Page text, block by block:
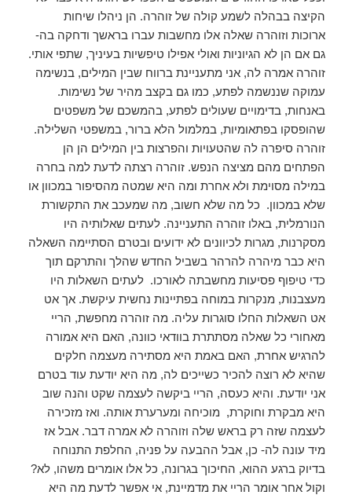
הקיצה בבהלה לשמע קולה של זוהרה. הן ניהלו שיחות
ארוכות וזוהרה שאלה אלו מחשבות עברו בראשך ודחקה בה-
גם אם הן לא הגיוניות ואולי אפילו טיפשיות בעיניך, שתפי אותי.
זוהרה אמרה לה, אני מתעניינת ברווח שבין המילים, בנשימה
עמוקה שננשמה לפתע, כמו גם בקצב מהיר של נשימות.
באנחות, בדימויים שעולים לפתע, בהמשכם של משפטים
שהופסקו בפתאומיות, במלמול הלא ברור, במשפטי השלילה.
זוהרה סיפרה לה שהטעויות והפרצות בין המילים הן הן
הפתחים מהם מציצה הנפש. זוהרה רצתה לדעת למה בחרה
במילה מסוימת ולא אחרת ומה היא שמטה מהסיפור במכוון או
שלא במכוון. כל מה שלא חשוב, מה שמעכב את התקשורת
הנורמלית, באלו זוהרה התעניינה. לעתים שאלותיה היו
מסקרנות, מגרות לכיוונים לא ידועים ובטרם הסתיימה השאלה
היא כבר מיהרה להרהר בשביל החדש שהלך והתרקם תוך
כדי טיפוף פסיעות מחשבתה לאורכו. לעתים השאלות היו
מעצבנות, מנקרות במוחה בפתיינות נחשית עיקשת. אך אט
אט השאלות החלו סוגרות עליה. מה זוהרה מחפשת, הריי
מאחורי כל שאלה מסתתרת בוודאי כוונה, האם היא אמורה
להרגיש אחרת, האם באמת היא מסתירה מעצמה חלקים
שהיא לא רוצה להכיר כשייכים לה, מה היא יודעת עוד בטרם
אני יודעת. והיא כעסה, הריי ביקשה לעצמה שקט והנה שוב
היא מבקרת וחוקרת, מוכיחה ומערערת אותה. ואז מזכירה
לעצמה שזה רק בראש שלה וזוהרה לא אמרה דבר. אבל אז
מיד עונה לה- כן, אבל ההבעה על פניה, החלפת התנוחה
בדיוק ברגע ההוא, החיכוך בגרונה, כל אלו אומרים משהו, לא?
וקול אחר אומר הריי את מדמיינת, אי אפשר לדעת מה היא